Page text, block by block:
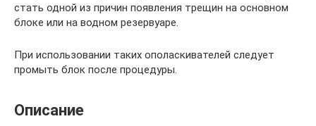
стать одной из причин появления трещин на основном
блоке или на водном резервуаре.
При использовании таких ополаскивателей следует
промыть блок после процедуры.
Описание